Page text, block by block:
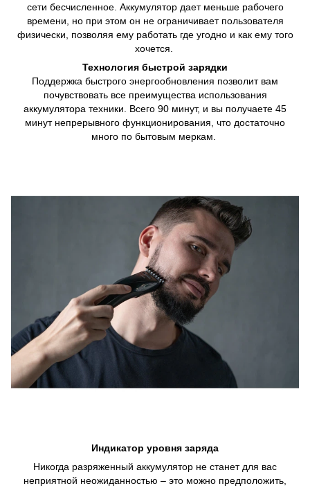
сети бесчисленное. Аккумулятор дает меньше рабочего
времени, но при этом он не ограничивает пользователя
физически, позволяя ему работать где угодно и как ему того
хочется.
Технология быстрой зарядки
Поддержка быстрого энергообновления позволит вам
почувствовать все преимущества использования
аккумулятора техники. Всего 90 минут, и вы получаете 45
минут непрерывного функционирования, что достаточно
много по бытовым меркам.
Индикатор уровня заряда
Никогда разряженный аккумулятор не станет для вас
неприятной неожиданностью – это можно предположить,